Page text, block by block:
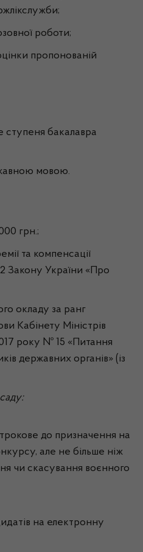
роботи;
пропонованій
ступеня бакалавра
мовою.
грн.;
та компенсації
Закону України «Про
окладу за ранг
Кабінету Міністрів
року № 15 «Питання
державних органів» (із
до призначення на
але не більше ніж
чи скасування воєнного
на електронну